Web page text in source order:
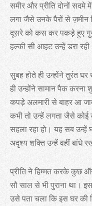
समीर और प्रीति दोनों सदमे
लगा जैसे उनके पैरों से ज़मीन
दूसरे को कस कर पकड़े हुए
हल्की सी आहट उन्हें डरा रही
सुबह होते ही उन्होंने तुरंत
ही उन्होंने सामान पैक करना
कपड़े अलमारी से बाहर आ
कभी तो उन्हें लगता जैसे कोई
सहला रहा हो। यह सब
अदृश्य शक्ति उन्हें वहीं बांधे
प्रीति ने हिम्मत करके कुछ
सौ साल से भी पुराना था।
उसे पता चला कि इस घर की